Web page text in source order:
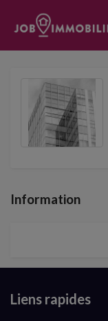
Information
Liens rapides